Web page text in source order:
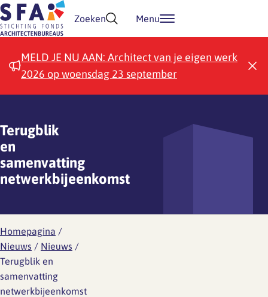
Doorgaan naar inhoud
Zoeken Menu
MELD JE NU AAN: Architect van je eigen werk
2026 op woensdag 23 september
Terugblik
en
samenvatting
netwerkbijeenkomst
Homepagina /
Nieuws / Nieuws /
Terugblik en
samenvatting
netwerkbijeenkomst